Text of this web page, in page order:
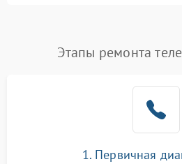
Сеть и подключения
Этапы ремонта
1. Первичная